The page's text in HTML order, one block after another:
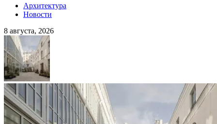
Архитектура
Новости
8 августа, 2026